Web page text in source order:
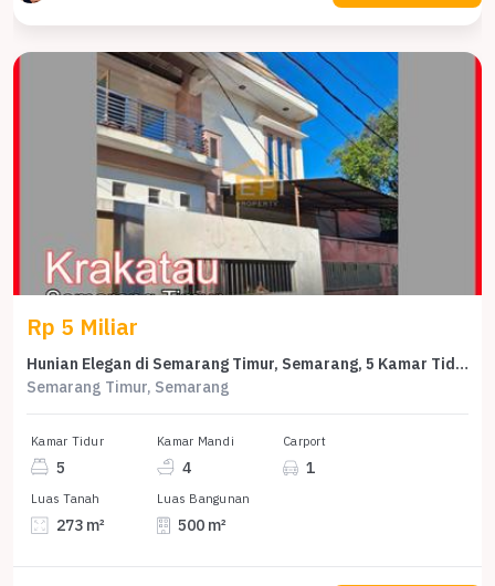
Rp 5 Miliar
Hunian Elegan di Semarang Timur, Semarang, 5 Kamar Tidur, LT 273m²
Semarang Timur, Semarang
Kamar Tidur
5
Kamar Mandi
4
Carport
1
Luas Tanah
273 m²
Luas Bangunan
500 m²